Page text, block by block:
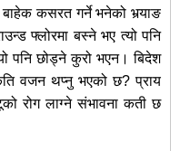
बाहेक कसरत गर्ने भनेको भर्‍याङ
फ्लोरमा बस्ने भए त्यो पनि
पनि छोड्ने कुरो भएन। बिदेश
वजन थप्नु भएको छ? प्राय
रोग लाग्ने संभावना कती छ